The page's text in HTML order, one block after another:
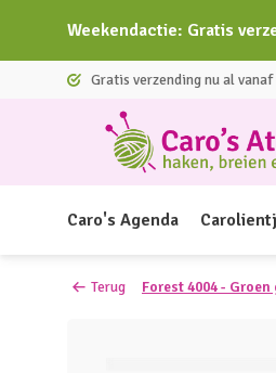
Weekendactie: Gratis
Gratis verzending nu al
Caro's Agenda
Terug Forest 4004 - Groen